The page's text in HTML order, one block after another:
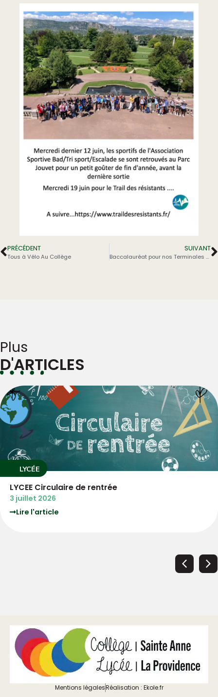
PRÉCÉDENT
Tous à Vélo Au Collège
SUIVANT
Baccalauréat pour nos Terminales ASSP
Plus
D'ARTICLES
LYCÉE
LYCEE Circulaire de rentrée
3 juillet 2026
Lire l'article
Mentions légalesRéalisation : Ekole.fr